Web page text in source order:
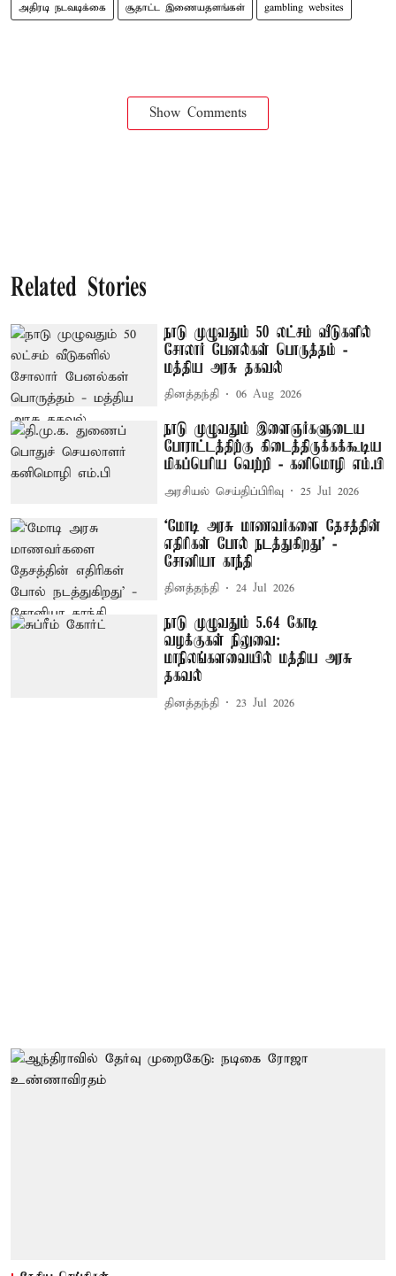
அதிரடி நடவடிக்கை சூதாட்ட இணையதளங்கள் gambling websites
Show Comments
Related Stories
நாடு முழுவதும் 50 லட்சம் வீடுகளில்
சோலார் பேனல்கள் பொருத்தம் -
மத்திய அரசு தகவல்
தினத்தந்தி 06 Aug 2026
நாடு முழுவதும் இளைஞர்களுடைய
போராட்டத்திற்கு கிடைத்திருக்கக்கூடிய
மிகப்பெரிய வெற்றி - கனிமொழி எம்.பி
அரசியல் செய்திப்பிரிவு 25 Jul 2026
‘மோடி அரசு மாணவர்களை தேசத்தின்
எதிரிகள் போல் நடத்துகிறது’ -
சோனியா காந்தி
தினத்தந்தி 24 Jul 2026
நாடு முழுவதும் 5.64 கோடி
வழக்குகள் நிலுவை:
மாநிலங்களவையில் மத்திய அரசு
தகவல்
தினத்தந்தி 23 Jul 2026